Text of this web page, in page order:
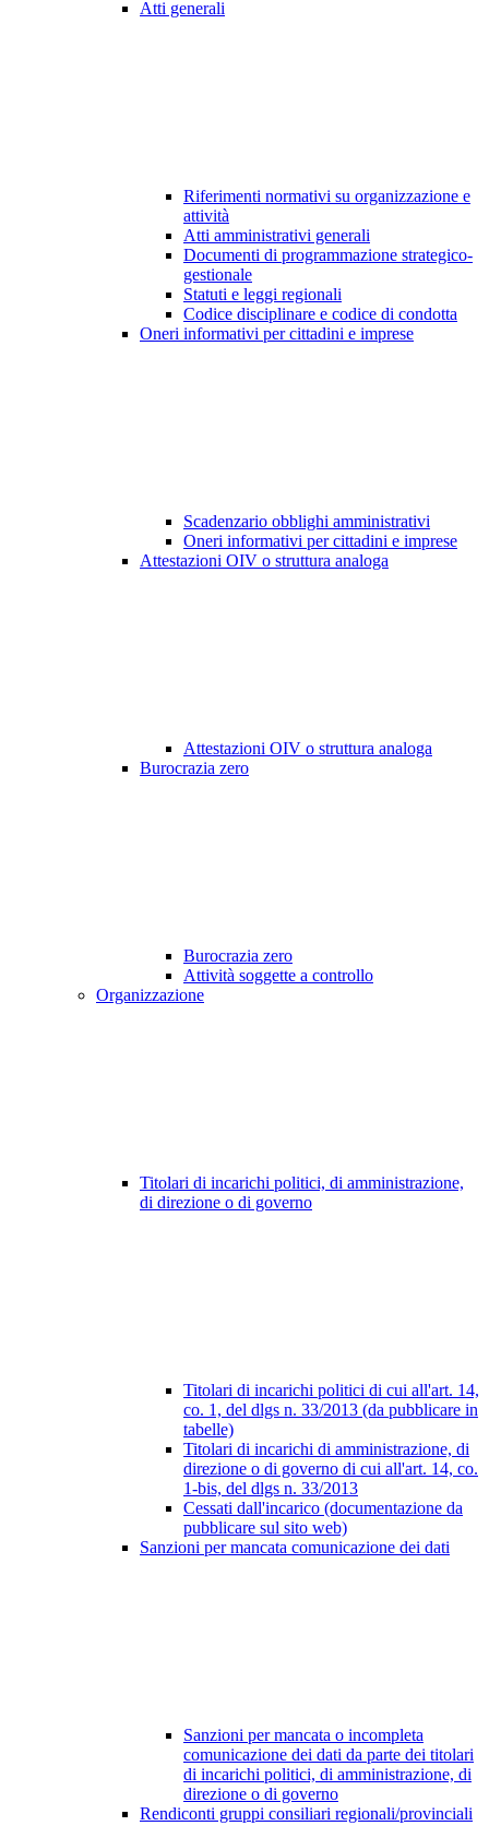
Atti generali
Riferimenti normativi su organizzazione e
attività
Atti amministrativi generali
Documenti di programmazione strategico-
gestionale
Statuti e leggi regionali
Codice disciplinare e codice di condotta
Oneri informativi per cittadini e imprese
Scadenzario obblighi amministrativi
Oneri informativi per cittadini e imprese
Attestazioni OIV o struttura analoga
Attestazioni OIV o struttura analoga
Burocrazia zero
Burocrazia zero
Attività soggette a controllo
Organizzazione
Titolari di incarichi politici, di amministrazione,
di direzione o di governo
Titolari di incarichi politici di cui all'art. 14,
co. 1, del dlgs n. 33/2013 (da pubblicare in
tabelle)
Titolari di incarichi di amministrazione, di
direzione o di governo di cui all'art. 14, co.
1-bis, del dlgs n. 33/2013
Cessati dall'incarico (documentazione da
pubblicare sul sito web)
Sanzioni per mancata comunicazione dei dati
Sanzioni per mancata o incompleta
comunicazione dei dati da parte dei titolari
di incarichi politici, di amministrazione, di
direzione o di governo
Rendiconti gruppi consiliari regionali/provinciali